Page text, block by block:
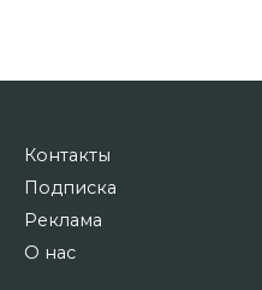
Контакты
Подписка
Реклама
О нас